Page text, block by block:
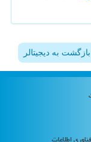
بازگشت به دیجیتالر
اطلاعات